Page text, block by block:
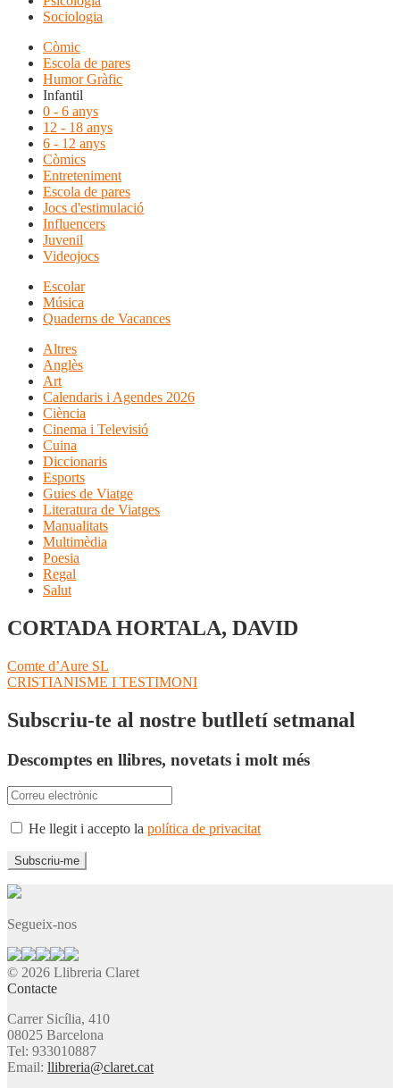
Sociologia
Còmic
Escola de pares
Humor Gràfic
Infantil
0 - 6 anys
12 - 18 anys
6 - 12 anys
Còmics
Entreteniment
Escola de pares
Jocs d'estimulació
Influencers
Juvenil
Videojocs
Escolar
Música
Quaderns de Vacances
Altres
Anglès
Art
Calendaris i Agendes 2026
Ciència
Cinema i Televisió
Cuina
Diccionaris
Esports
Guies de Viatge
Literatura de Viatges
Manualitats
Multimèdia
Poesia
Regal
Salut
CORTADA HORTALA, DAVID
Navegació
d'entrades
Entrada
anterior:
Comte d’Aure SL
Pròxima
CRISTIANISME I TESTIMONI
Subscriu-te al nostre butlletí setmanal
Descomptes en llibres, novetats i molt més
He llegit i accepto la política de privacitat
Segueix-nos
© 2026 Llibreria Claret
Contacte
Carrer Sicília, 410
08025 Barcelona
Tel: 933010887
Email: llibreria@claret.cat